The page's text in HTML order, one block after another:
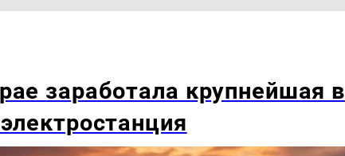
заработала крупнейшая в